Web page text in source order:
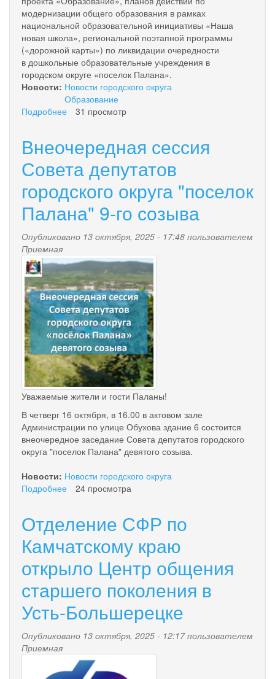
модернизации общего образования в рамках
национальной образовательной инициативы «Наша
новая школа», региональной поэтапной программы
(«дорожной карты») по ликвидации очередности
в дошкольные образовательные учреждения в
городском округе «поселок Палана».
Новости: Новости городского округа
Образование
Подробнее
-
РЕЗУЛЬТАТАХ
СОСТОЯНИЯ
И
ПЕРСПЕКТИВ
РАЗВИТИЯ
ОБРАЗОВАНИЯ
ЗА
2024
ГОД
31 просмотр
Внеочередная сессия
Совета депутатов
городского округа "поселок
Палана" 9-го созыва
Опубликовано 13 октября, 2025 - 17:48 пользователем
Приемная
Уважаемые жители и гости Паланы!
В четверг 16 октября, в 16.00 в актовом зале
Администрации по улице Обухова здание 6 состоится
внеочередное заседание Совета депутатов городского
округа "поселок Палана" девятого созыва.
Новости: Новости городского округа
Подробнее
Совета
городского
"поселок
Палана"
9-
го
созыва
24 просмотра
Отделение СФР по
Камчатскому краю
открыло Центр общения
старшего поколения в
Усть-Большерецке
Опубликовано 13 октября, 2025 - 12:17 пользователем
Приемная
pensionnyy_fond.png